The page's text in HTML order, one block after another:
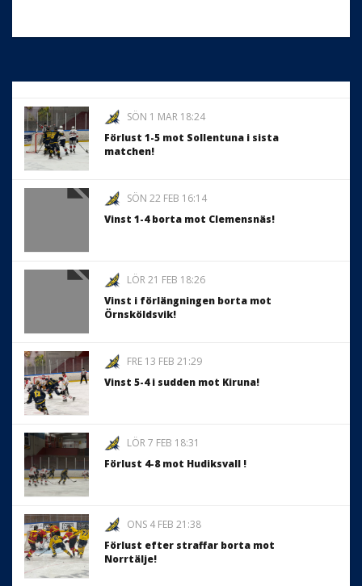
SÖN 1 MAR 18:24
Förlust 1-5 mot Sollentuna i sista
matchen!
SÖN 22 FEB 16:14
Vinst 1-4 borta mot Clemensnäs!
LÖR 21 FEB 18:26
Vinst i förlängningen borta mot
Örnsköldsvik!
FRE 13 FEB 21:29
Vinst 5-4 i sudden mot Kiruna!
LÖR 7 FEB 18:31
Förlust 4-8 mot Hudiksvall !
ONS 4 FEB 21:38
Förlust efter straffar borta mot
Norrtälje!